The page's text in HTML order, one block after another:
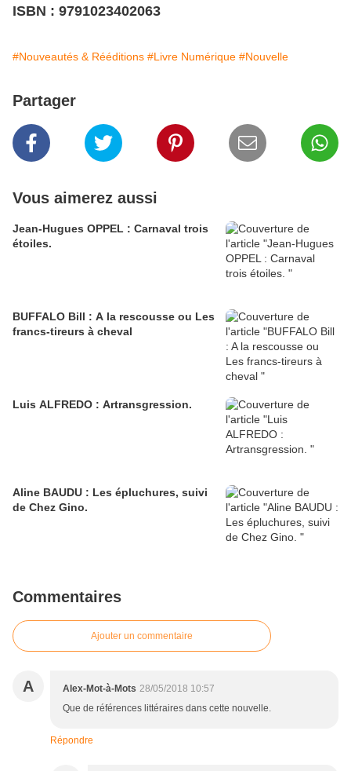
ISBN : 9791023402063
#Nouveautés & Rééditions #Livre Numérique #Nouvelle
Partager
Vous aimerez aussi
Jean-Hugues OPPEL : Carnaval trois
étoiles.
BUFFALO Bill : A la rescousse ou Les
francs-tireurs à cheval
Luis ALFREDO : Artransgression.
Aline BAUDU : Les épluchures, suivi
de Chez Gino.
Commentaires
Ajouter un commentaire
A Alex-Mot-à-Mots 28/05/2018 10:57
Que de références littéraires dans cette nouvelle.
Répondre